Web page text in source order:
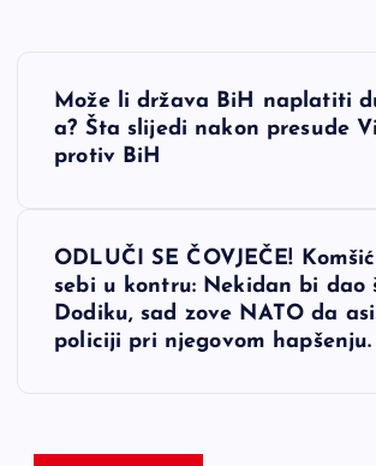
NMože li država BiH naplatiti
a? Šta slijedi nakon presude
protiv BiH
ODLUČI SE ČOVJEČE!
sebi u kontru: Nekidan bi dao
Dodiku, sad zove NATO da
policiji pri njegovom hapšenju.